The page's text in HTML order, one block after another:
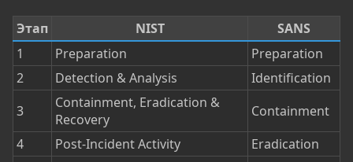
Этап NIST
SANS
1
Preparation
Preparation
2
Detection & Analysis
Identification
3
Containment, Eradication &
Recovery
Containment
4
Post-Incident Activity
Eradication